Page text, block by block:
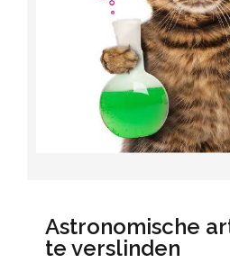
Astronomische
te verslinden